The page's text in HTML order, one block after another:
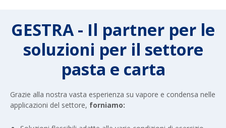
GESTRA - Il partner per le
soluzioni per il settore
pasta e carta
Grazie alla nostra vasta esperienza su vapore e condensa nelle
applicazioni del settore, forniamo: